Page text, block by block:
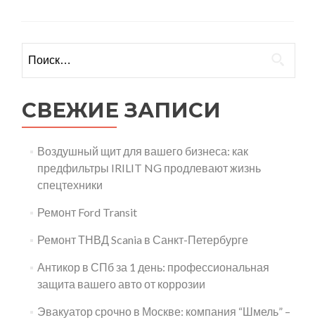
СВЕЖИЕ ЗАПИСИ
Воздушный щит для вашего бизнеса: как
предфильтры IRILIT NG продлевают жизнь
спецтехники
Ремонт Ford Transit
Ремонт ТНВД Scania в Санкт-Петербурге
Антикор в СПб за 1 день: профессиональная
защита вашего авто от коррозии
Эвакуатор срочно в Москве: компания “Шмель” –